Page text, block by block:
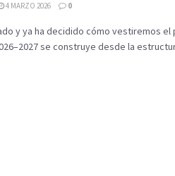
4 MARZO 2026 0
y ya ha decidido cómo vestiremos el
se construye desde la